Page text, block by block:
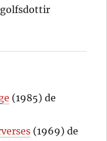
(1985) de
(1969) de